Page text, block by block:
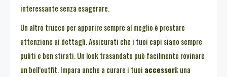
interessante senza esagerare.
Un altro trucco per apparire sempre al meglio è prestare
attenzione ai dettagli. Assicurati che i tuoi capi siano sempre
puliti e ben stirati. Un look trasandato può facilmente rovinare
un bell’outfit. Impara anche a curare i tuoi accessori; una